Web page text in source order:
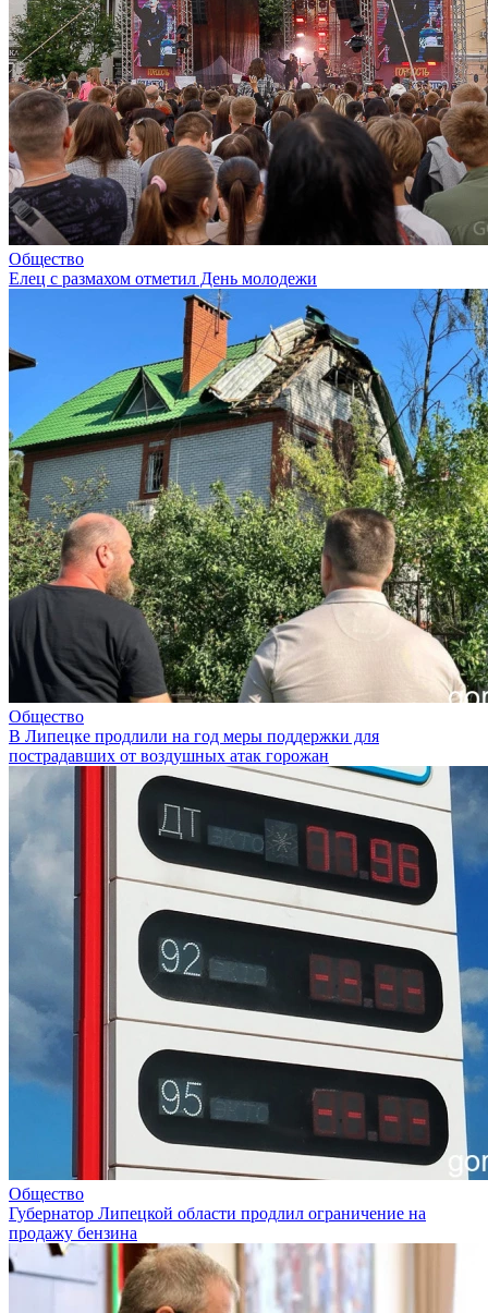
Общество
Елец с размахом отметил День молодежи
Общество
В Липецке продлили на год меры поддержки для
пострадавших от воздушных атак горожан
Общество
Губернатор Липецкой области продлил ограничение на
продажу бензина